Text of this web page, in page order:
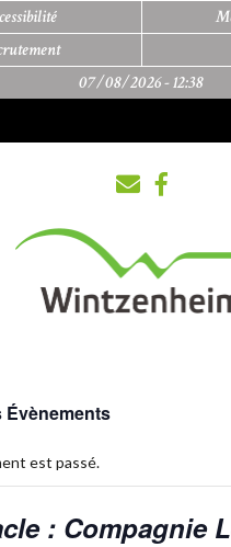
07/08/2026 -12:38
Évènements
est passé.
: Compagnie